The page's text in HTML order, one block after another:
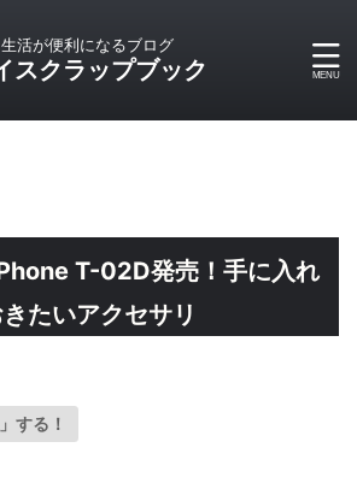
生活が便利になるブログ
スクラップブック
T-02D発売！手に入れ
たいアクセサリ
する！